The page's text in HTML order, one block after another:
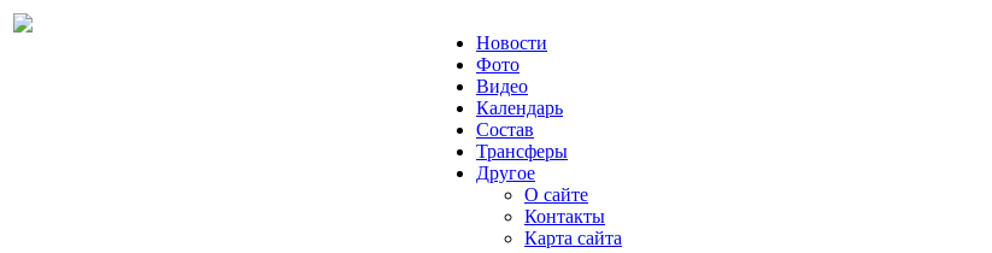
Новости
Фото
Видео
Календарь
Состав
Трансферы
Другое
О сайте
Контакты
Карта сайта